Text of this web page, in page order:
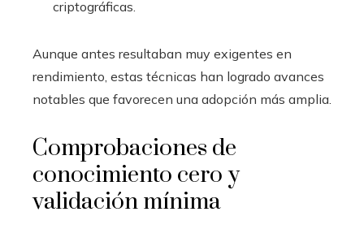
criptográficas.
Aunque antes resultaban muy exigentes en
rendimiento, estas técnicas han logrado avances
notables que favorecen una adopción más amplia.
Comprobaciones de
conocimiento cero y
validación mínima